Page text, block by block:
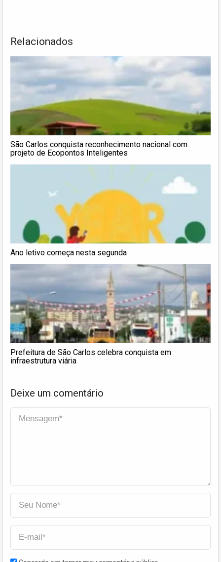
Relacionados
São Carlos conquista reconhecimento nacional com
projeto de Ecopontos Inteligentes
Ano letivo começa nesta segunda
Prefeitura de São Carlos celebra conquista em
infraestrutura viária
Deixe um comentário